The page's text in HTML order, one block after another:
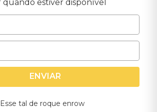
estiver disponível
ENVIAR
tal de roque enrow